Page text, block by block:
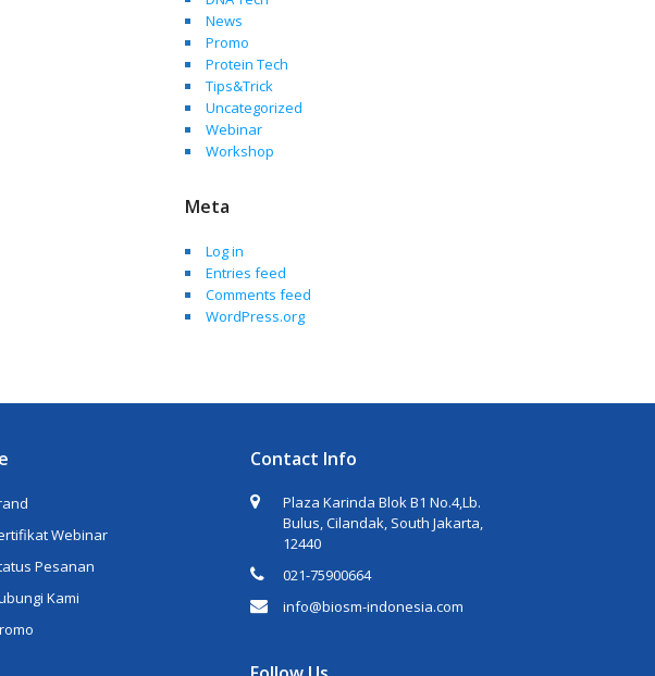
News
Promo
Protein Tech
Tips&Trick
Uncategorized
Webinar
Workshop
Meta
Log in
Entries feed
Comments feed
WordPress.org
Webinar
Pesanan
Kami
Contact Info
Plaza Karinda Blok B1 No.4,Lb.
Bulus, Cilandak, South Jakarta,
12440
021-75900664
info@biosm-indonesia.com